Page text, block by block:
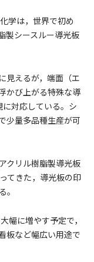
学は，世界で初め
製シースルー導光板
見えるが，端面（エ
かび上がる特殊な導
対応している。シ
少量多品種生産が可
クリル樹脂製導光板
てきた，導光板の印
。
幅に増やす予定で，
板など幅広い用途で